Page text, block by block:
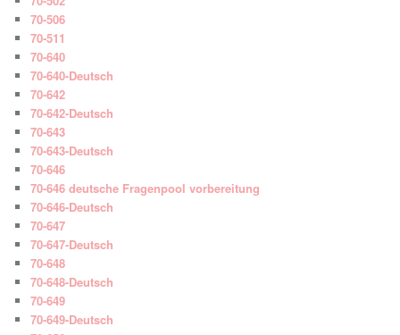
70-506
70-511
70-640
70-640-Deutsch
70-642
70-642-Deutsch
70-643
70-643-Deutsch
70-646
70-646 deutsche Fragenpool vorbereitung
70-646-Deutsch
70-647
70-647-Deutsch
70-648
70-648-Deutsch
70-649
70-649-Deutsch